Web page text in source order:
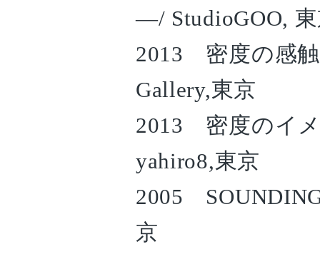
—/ StudioGOO,
2013 密度の感触
Gallery,東京
2013 密度のイ
yahiro8,東京
2005 SOUNDING
京